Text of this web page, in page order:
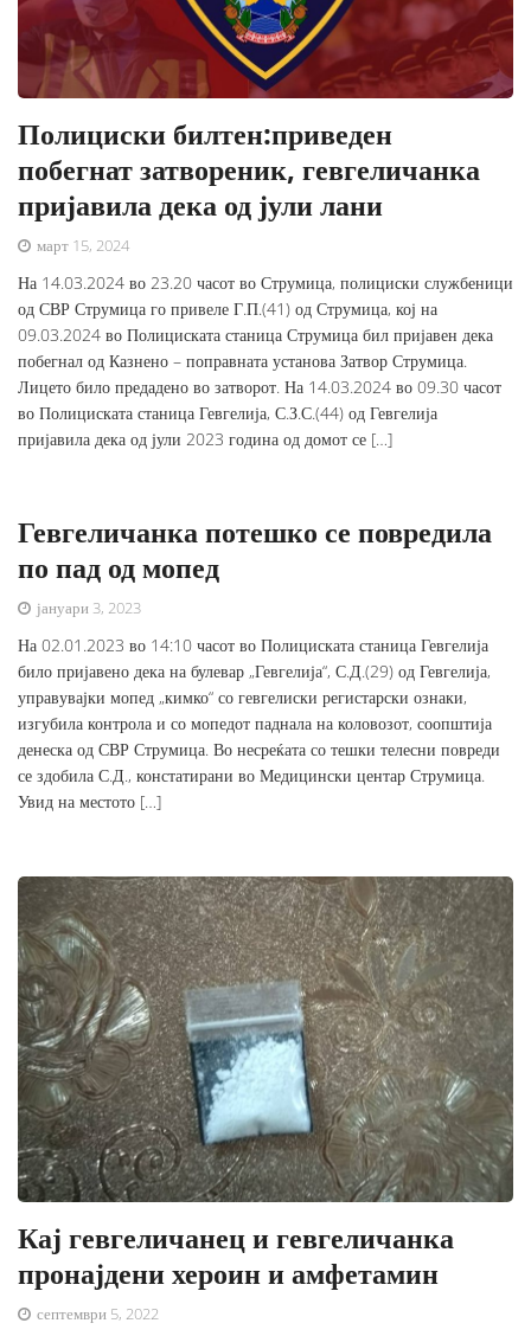
Полициски билтен:приведен
побегнат затвореник, гевгеличанка
пријавила дека од јули лани
март 15, 2024
На 14.03.2024 во 23.20 часот во Струмица, полициски службеници
од СВР Струмица го привеле Г.П.(41) од Струмица, кој на
09.03.2024 во Полициската станица Струмица бил пријавен дека
побегнал од Казнено – поправната установа Затвор Струмица.
Лицето било предадено во затворот. На 14.03.2024 во 09.30 часот
во Полициската станица Гевгелија, С.З.С.(44) од Гевгелија
пријавила дека од јули 2023 година од домот се […]
Гевгеличанка потешко се повредила
по пад од мопед
јануари 3, 2023
На 02.01.2023 во 14:10 часот во Полициската станица Гевгелија
било пријавено дека на булевар „Гевгелија“, С.Д.(29) од Гевгелија,
управувајки мопед „кимко“ со гевгелиски регистарски ознаки,
изгубила контрола и со мопедот паднала на коловозот, соопштија
денеска од СВР Струмица. Во несреќата со тешки телесни повреди
се здобила С.Д., констатирани во Медицински центар Струмица.
Увид на местото […]
Кај гевгеличанец и гевгеличанка
пронајдени хероин и амфетамин
септември 5, 2022